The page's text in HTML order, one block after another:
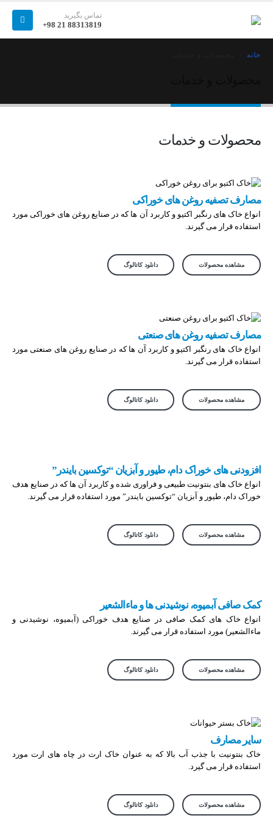
تماس بگیرید
88313819 21 98+
خانه
محصولات و خدمات
مصارف تصفیه روغن های خوراکی
انواع خاک های رنگبر اکتیو و کاربرد آن ها که در صنایع روغن های خوراکی مورد
استفاده قرار می گیرند.
مشاهده محصولات دانلود کاتالوگ
مصارف تصفیه روغن های صنعتی
انواع خاک های رنگبر اکتیو و کاربرد آن ها که در صنایع روغن های صنعتی مورد
استفاده قرار می گیرند.
مشاهده محصولات دانلود کاتالوگ
افزودنی های خوراک دام، طیور و آبزیان “توکسین بایندر”
انواع خاک های بنتونیت طبیعی و فراوری شده و کاربرد آن ها که در صنایع هدف
خوراک دام، طیور و آبزیان “توکسین بایندر” مورد استفاده قرار می گیرند.
مشاهده محصولات دانلود کاتالوگ
کمک صافی آبمیوه، نوشیدنی ها و ماءالشعیر
انواع خاک های کمک صافی در صنایع هدف خوراکی (آبمیوه، نوشیدنی و
ماءالشعیر) مورد استفاده قرار می گیرند.
مشاهده محصولات دانلود کاتالوگ
سایر مصارف
خاک بنتونیت با جذب آب بالا که به عنوان خاک ارت در چاه های ارت مورد
استفاده قرار می گیرد.
مشاهده محصولات دانلود کاتالوگ